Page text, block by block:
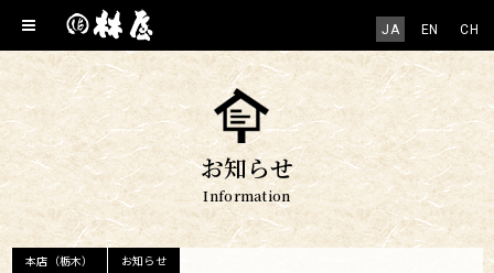
JA EN CH
お知らせ
Information
本店（栃木） お知らせ